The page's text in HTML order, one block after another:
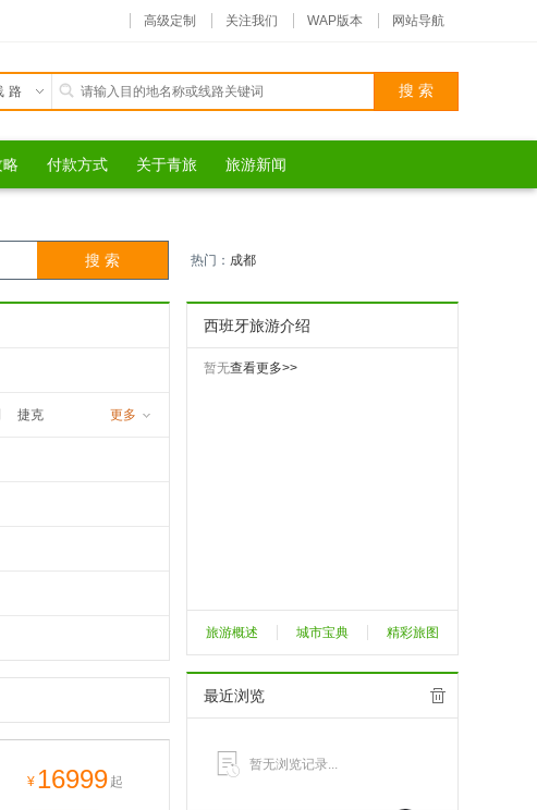
高级定制 关注我们 WAP版本 网站导航
路
略 付款方式 关于青旅 旅游新闻
热门： 成都
捷克
更多
¥ 16999 起
西班牙旅游介绍
暂无查看更多>>
旅游概述 城市宝典 精彩旅图
最近浏览
暂无浏览记录...